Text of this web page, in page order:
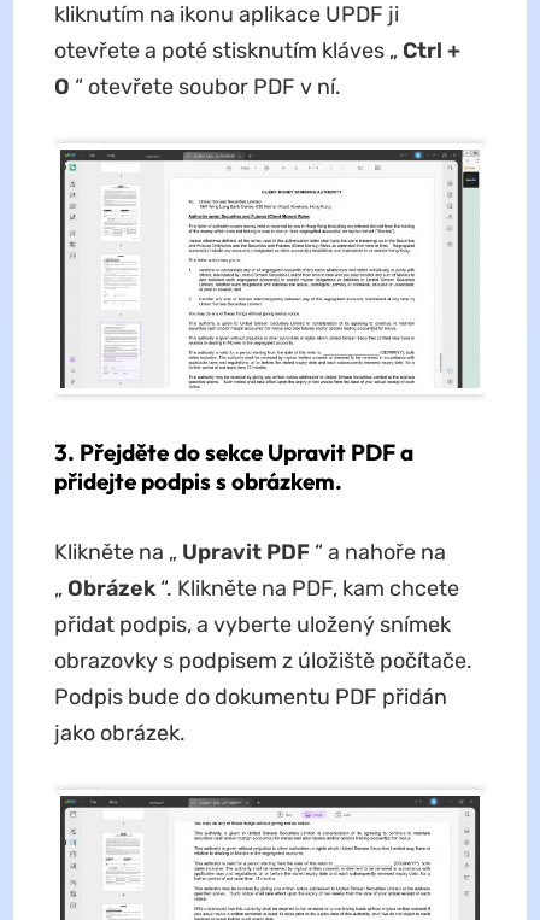
kliknutím na ikonu aplikace UPDF ji
otevřete a poté stisknutím kláves „ Ctrl +
O “ otevřete soubor PDF v ní.
3. Přejděte do sekce Upravit PDF a
přidejte podpis s obrázkem.
Klikněte na „ Upravit PDF“ a nahoře na
„ Obrázek“. Klikněte na PDF, kam chcete
přidat podpis, a vyberte uložený snímek
obrazovky s podpisem z úložiště počítače.
Podpis bude do dokumentu PDF přidán
jako obrázek.